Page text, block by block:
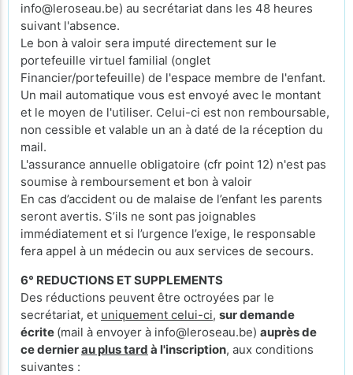
info@leroseau.be) au secrétariat dans les 48 heures
suivant l'absence.
Le bon à valoir sera imputé directement sur le
portefeuille virtuel familial (onglet
Financier/portefeuille) de l'espace membre de l'enfant.
Un mail automatique vous est envoyé avec le montant
et le moyen de l'utiliser. Celui-ci est non remboursable,
non cessible et valable un an à daté de la réception du
mail.
L'assurance annuelle obligatoire (cfr point 12) n'est pas
soumise à remboursement et bon à valoir
En cas d’accident ou de malaise de l’enfant les parents
seront avertis. S’ils ne sont pas joignables
immédiatement et si l’urgence l’exige, le responsable
fera appel à un médecin ou aux services de secours.
6° REDUCTIONS ET SUPPLEMENTS
Des réductions peuvent être octroyées par le
secrétariat, et uniquement celui-ci, sur demande
écrite (mail à envoyer à info@leroseau.be) auprès de
ce dernierau plus tard à l'inscription, aux conditions
suivantes :